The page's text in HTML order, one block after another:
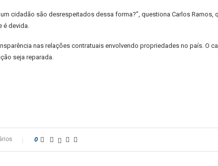
cidadão são desrespeitados dessa forma?”, questiona Carlos Ramos,
é devida.
nas relações contratuais envolvendo propriedades no país. O
seja reparada.
0